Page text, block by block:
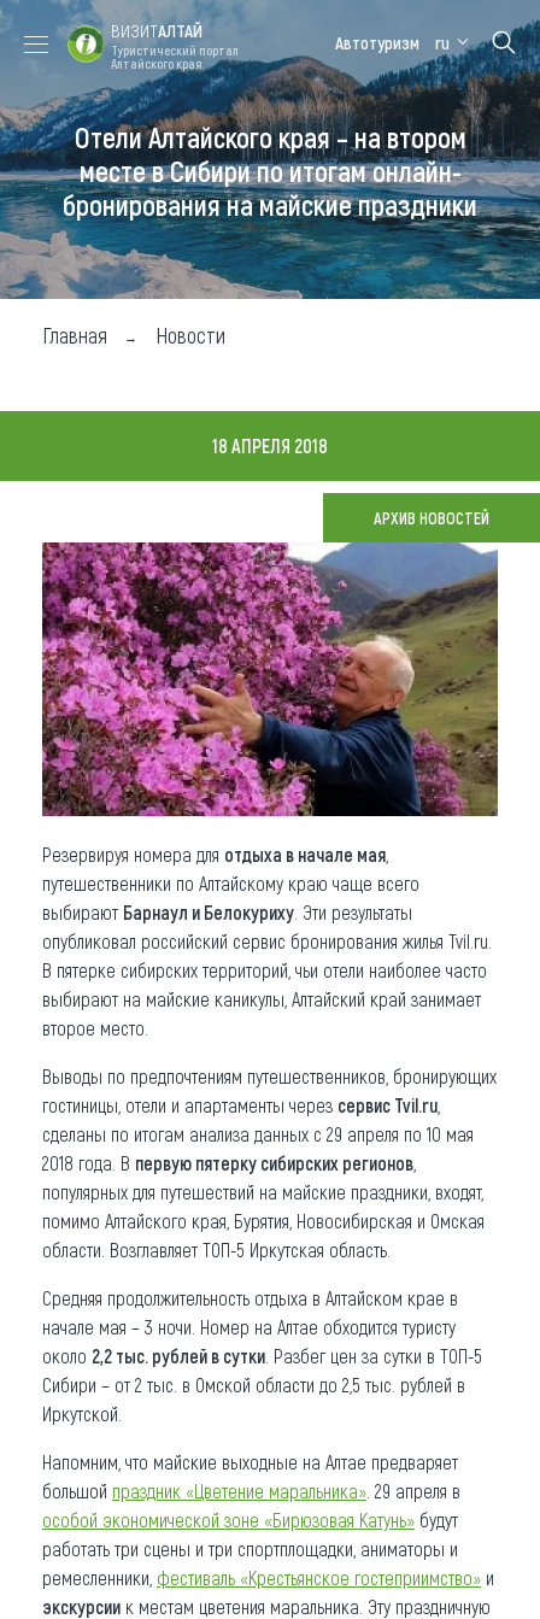
Форум VISIT
ALTAI
Цветение
маральника
Медицинский
форум
Алтайская
зимовка
Туры
Где побывать
Чем заняться
Карта
Что привезти (сувениры)
О регионе
Коллекция впечатлений
Другие рубрики
ВИЗИТАЛТАЙ
Туристический портал
Алтайского края
Автотуризм ru
Отели Алтайского края – на втором
месте в Сибири по итогам онлайн-
бронирования на майские праздники
Главная Новости
18 АПРЕЛЯ 2018
АРХИВ НОВОСТЕЙ
Резервируя номера для отдыха в начале мая
путешественники по Алтайскому краю чаще всего
выбирают Барнаул и Белокуриху . Эти результаты
опубликовал российский сервис бронирования жилья Tvil.ru.
В пятерке сибирских территорий, чьи отели наиболее часто
выбирают на майские каникулы, Алтайский край занимает
второе место.
Выводы по предпочтениям путешественников, бронирующих
гостиницы, отели и апартаменты через сервис Tvil.ru
сделаны по итогам анализа данных с 29 апреля по 10 мая
2018 года. В первую пятерку сибирских регионов
популярных для путешествий на майские праздники, входят,
помимо Алтайского края, Бурятия, Новосибирская и Омская
области. Возглавляет ТОП-5 Иркутская область.
Средняя продолжительность отдыха в Алтайском крае в
начале мая – 3 ночи. Номер на Алтае обходится туристу
около 2,2 тыс. рублей в сутки . Разбег цен за сутки в ТОП-5
Сибири – от 2 тыс. в Омской области до 2,5 тыс. рублей в
Иркутской.
Напомним, что майские выходные на Алтае предваряет
большой праздник «Цветение маральника» . 29 апреля в
особой экономической зоне «Бирюзовая Катунь» будут
работать три сцены и три спортплощадки, аниматоры и
ремесленники, фестиваль «Крестьянское гостеприимство» и
экскурсии к местам цветения маральника. Эту праздничную